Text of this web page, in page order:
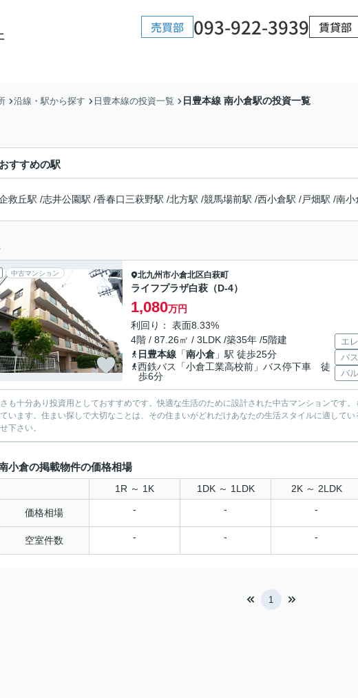
売買部 093-922-3939 賃貸部
沿線・駅から探す 日豊本線の投資一覧 日豊本線 南小倉駅の投資一覧
おすすめの駅
救丘駅 /志井公園駅 /香春口三萩野駅 /北方駅 /競馬場前駅 /西小倉駅 /戸畑駅 /南小
中古マンション 北九州市小倉北区白萩町
ライフプラザ白萩（D-4）
1,080万円
利回り： 表面8.33%
4階 / 87.26㎡ / 3LDK /築35年 /5階建
日豊本線 「南小倉 」駅 徒歩25分
西鉄バス「小倉工業高校前」バス停下車 徒
歩6分
エ
バ
バ
も十分あり投資用としておすすめです。快適な生活のために設計された中古マンションです
います。住まい探しで大切なことは、その住まいがどれだけあなたの生活スタイルに適して
下さい。
小倉の掲載物件の価格相場
1R ～ 1K 1DK ～ 1LDK 2K ～ 2LDK
価格相場 - - -
空室件数 - - -
1